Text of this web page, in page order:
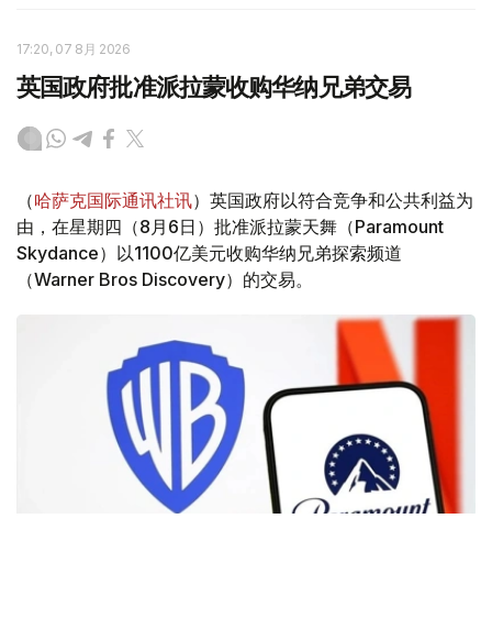
17:20, 07 8月 2026
英国政府批准派拉蒙收购华纳兄弟交易
（哈萨克国际通讯社讯）英国政府以符合竞争和公共利益为
由，在星期四（8月6日）批准派拉蒙天舞（Paramount
Skydance）以1100亿美元收购华纳兄弟探索频道
（Warner Bros Discovery）的交易。